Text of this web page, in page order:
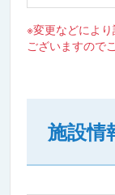
※変更などによ
ございますので
施設情